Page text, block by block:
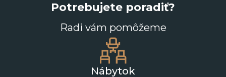
Potrebujete poradiť?
Radi vám pomôžeme
Nábytok